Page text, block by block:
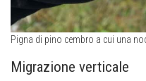
Pigna di pino cembro a cui una
Migrazione verticale